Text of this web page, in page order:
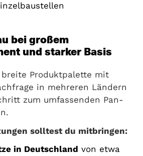
bei großem
und starker Basis
Produktpalette mit
in mehreren Ländern
zum umfassenden Pan-
solltest du mitbringen:
in Deutschland von etwa